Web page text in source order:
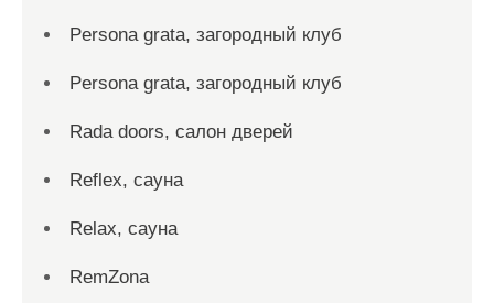
Persona grata, загородный клуб
Persona grata, загородный клуб
Rada doors, салон дверей
Reflex, сауна
Relax, сауна
RemZona